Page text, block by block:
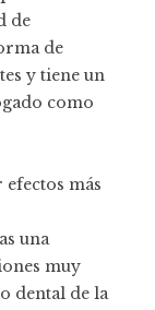
de
de
y tiene un
como
más
una
muy
dental de la